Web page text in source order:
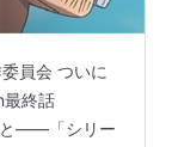
員会 ついに
終話
と——「シリー